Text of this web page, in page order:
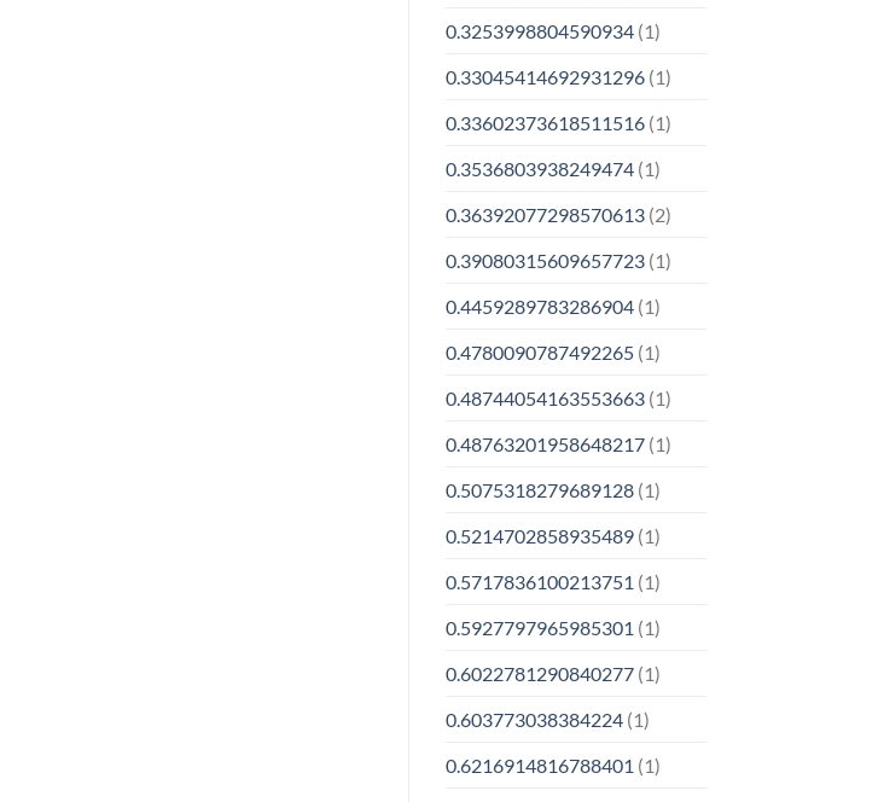
0.3253998804590934(1)
0.33045414692931296(1)
0.33602373618511516(1)
0.3536803938249474(1)
0.36392077298570613(2)
0.39080315609657723(1)
0.4459289783286904(1)
0.4780090787492265(1)
0.48744054163553663(1)
0.48763201958648217(1)
0.5075318279689128(1)
0.5214702858935489(1)
0.5717836100213751 (1)
0.5927797965985301 (1)
0.6022781290840277(1)
0.603773038384224(1)
0.6216914816788401 (1)